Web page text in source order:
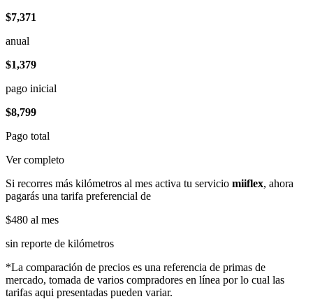
$7,371
anual
$1,379
pago inicial
$8,799
Pago total
Ver completo
Si recorres más kilómetros al mes activa tu servicio miiflex, ahora
pagarás una tarifa preferencial de
$480 al mes
sin reporte de kilómetros
*La comparación de precios es una referencia de primas de
mercado, tomada de varios compradores en línea por lo cual las
tarifas aqui presentadas pueden variar.